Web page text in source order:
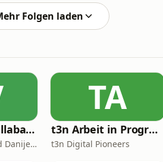
Folgen laden
Neues vom Ballaballa-Balkan
Krsto Lazarevic und Danijel Majic
TA
t3n Arbeit in Progress
t3n Digital Pioneers